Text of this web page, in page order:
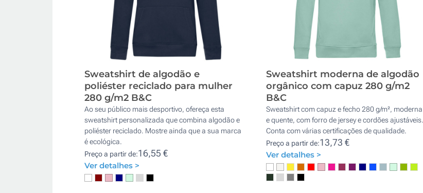
Sweatshirt de algodão e
poliéster reciclado para mulher
280 g/m2 B&C
Ao seu público mais desportivo, ofereça esta
sweatshirt personalizada que combina algodão e
poliéster reciclado. Mostre ainda que a sua marca
é ecológica.
Preço a partir de:16,55 €
Ver detalhes >
Sweatshirt moderna de algodão
orgânico com capuz 280 g/m2
B&C
Sweatshirt com capuz e fecho 280 g/m², moderna
e quente, com forro de jersey e cordões ajustáveis.
Conta com várias certificações de qualidade.
Preço a partir de:13,73 €
Ver detalhes >